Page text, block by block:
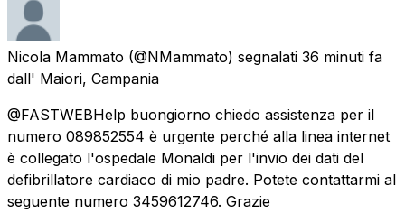
Nicola Mammato (@NMammato) segnalati 36 minuti fa
dall' Maiori, Campania
@FASTWEBHelp buongiorno chiedo assistenza per il
numero 089852554 è urgente perché alla linea internet
è collegato l'ospedale Monaldi per l'invio dei dati del
defibrillatore cardiaco di mio padre. Potete contattarmi al
seguente numero 3459612746. Grazie